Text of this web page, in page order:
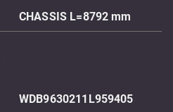
CHASSIS L=8792 mm
WDB9630211L959405